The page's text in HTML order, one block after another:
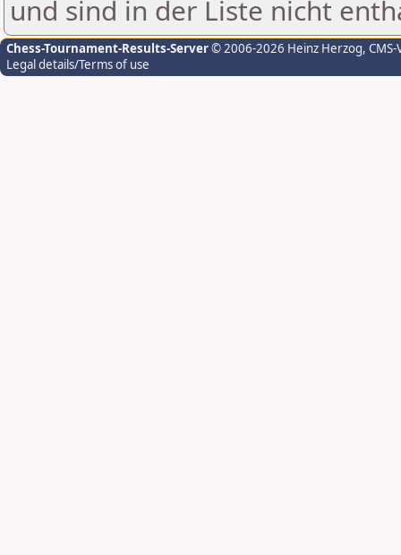
und sind in der Liste nicht
Chess-Tournament-Results-Server© 2006-2026 Heinz Herzog,
Legal details/Terms of use